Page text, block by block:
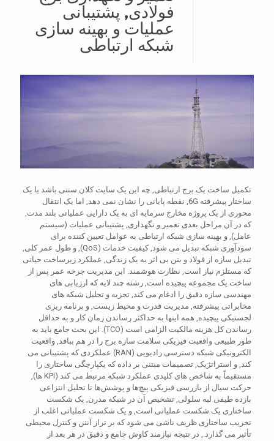
فولادی, پشتیبانی
عملیات و بهینه سازی
شبکه ارتباطی
تکمیل ساخت یک برج ارتباطی, چه این یک سایت کلان سنتی باشد یا یک
ساختار پیشرفته 6G, نقطه پایانی را نشان نمی دهد, اما یک انتقال
محوری از یک پروژه مخارج سرمایه ای به یک دارایی عملیاتی بلند مدت,
که در آن مراحل بعدی تعمیر و نگهداری, پشتیبانی عملیات (سیستم
عامل), و بهینه سازی شبکه ارتباطی به عوامل تعیین کننده برای
سودآوری شبکه تبدیل می شود, کیفیت خدمات (QoS), و طول عمر کلی,
تبدیل سازه از فولاد و بتن بی اثر به یک زندگی, عملکرد زیرساخت حیاتی
که مستلزم نیاز است, نظارت هوشمند. این مدیریت چرخه عمر پس از
ساخت یک مجموعه پیچیده است, رشته چند لایه که ارزیابی های
مهندسی سازه دقیق را ادغام می کند, تجزیه و تحلیل شبکه های
مخابراتی پیشرفته, مدیریت قدرت و محیط زیست, و برنامه ریزی
لجستیکی پیچیده, همه اینها به حداکثر رساندن زمان کار و به حداقل
رساندن کل هزینه مالکیت الزامی است (TCO). این بحث جامع باید به
طور طبیعی واقعیت فیزیکی سلامت سازه برج را در هم ببافد, واقعیت
الکترونیکی شبکه دسترسی رادیویی (RAN) عملکردی که پشتیبانی می
کند, و استراتژیک, تصمیمات مبتنی بر داده که یکپارچگی ساختاری را
مستقیماً به شاخص های کلیدی عملکرد شبکه مرتبط می کند (KPI ها),
حرکت سیال از بازرسی فیزیکی پیچ‌ها و پوشش‌ها تا تحلیل انتزاعی
بازده طیفی لبه سلولی, تشخیص آن در شبکه مدرن, یک شکست
ساختاری یک شکست عملیاتی است, و یک شکست عملیاتی اغلب از
تخریب ساختاری ظریف ناشی می شود که بر تراز آنتن و کنترل محیطی
تأثیر می گذارد., در نتیجه نیازمند کاوش جامع و دقیق در هر بعد از